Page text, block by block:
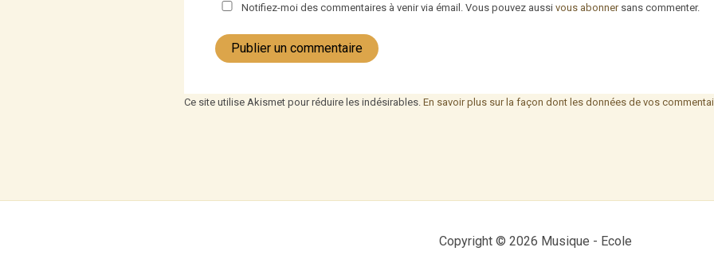
Notifiez-moi des commentaires à venir via émail. Vous pouvez aussi vous abonnersans commenter.
Ce site utilise Akismet pour réduire les indésirables. En savoir plus sur la façon dont les données de vos
Copyright © 2026 Musique - Ecole